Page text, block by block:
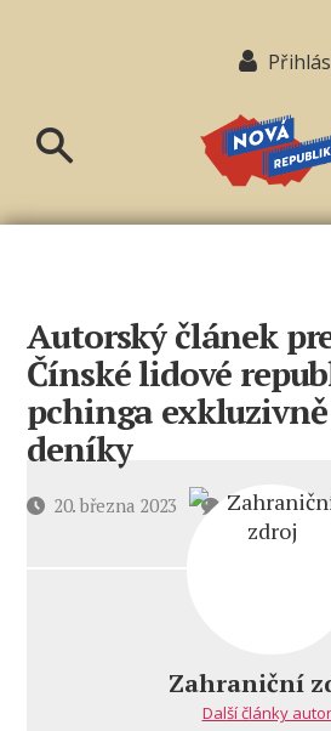
Autorský článek
Čínské lidové
pchinga
deníky
Datum20. března 2023 4 komentáře
Zahraniční
Další články